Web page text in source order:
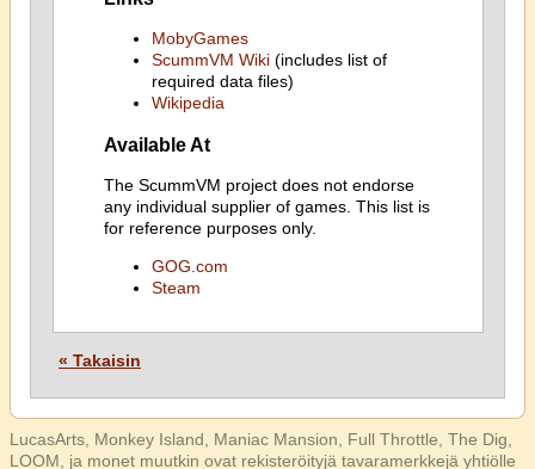
MobyGames
ScummVM Wiki(includes list of
required data files)
Wikipedia
Available At
The ScummVM project does not endorse
any individual supplier of games. This list is
for reference purposes only.
GOG.com
Steam
« Takaisin
LucasArts, Monkey Island, Maniac Mansion, Full Throttle, The Dig,
LOOM, ja monet muutkin ovat rekisteröityjä tavaramerkkejä yhtiölle